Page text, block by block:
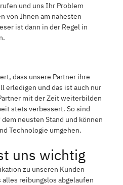
und uns Ihr Problem
von Ihnen am nähesten
ist dann in der Regel in
dass unsere Partner ihre
erledigen und das ist auch nur
mit der Zeit weiterbilden
stets verbessert. So sind
neusten Stand und können
Technologie umgehen.
uns wichtig
zu unseren Kunden
reibungslos abgelaufen